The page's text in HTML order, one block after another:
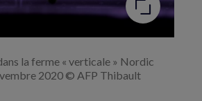
la ferme « verticale » Nordic
2020 © AFP Thibault